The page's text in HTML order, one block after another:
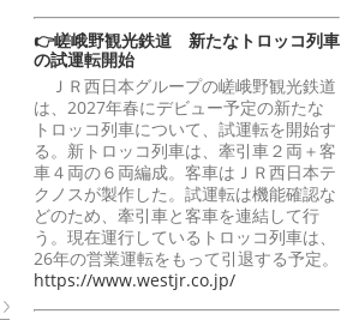
👉嵯峨野観光鉄道 新たなトロッコ列車
の試運転開始
ＪＲ西日本グループの嵯峨野観光鉄道
は、2027年春にデビュー予定の新たな
トロッコ列車について、試運転を開始す
る。新トロッコ列車は、牽引車２両＋客
車４両の６両編成。客車はＪＲ西日本テ
クノスが製作した。試運転は機能確認な
どのため、牽引車と客車を連結して行
う。現在運行しているトロッコ列車は、
26年の営業運転をもって引退する予定。
https://www.westjr.co.jp/